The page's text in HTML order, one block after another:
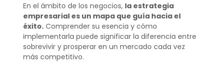
En el ámbito de los negocios, la estrategia
empresarial es un mapa que guía hacia el
éxito.Comprender su esencia y cómo
implementarla puede significar la diferencia entre
sobrevivir y prosperar en un mercado cada vez
más competitivo.